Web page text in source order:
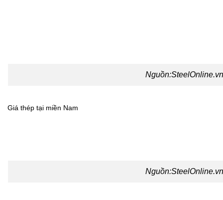
Nguồn:
Giá thép tại miền Nam
Nguồn: